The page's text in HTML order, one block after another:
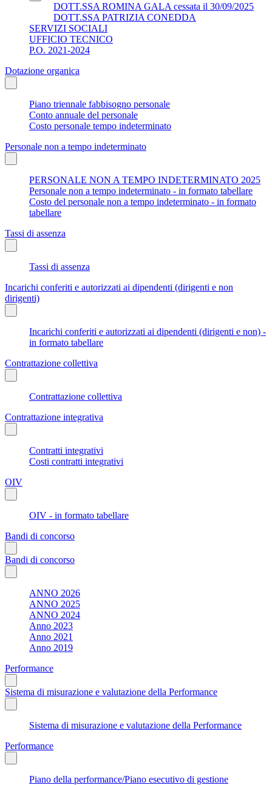
DOTT.SSA ROMINA GALA cessata il 30/09/2025
DOTT.SSA PATRIZIA CONEDDA
SERVIZI SOCIALI
UFFICIO TECNICO
P.O. 2021-2024
Dotazione organica
Piano triennale fabbisogno personale
Conto annuale del personale
Costo personale tempo indeterminato
Personale non a tempo indeterminato
PERSONALE NON A TEMPO INDETERMINATO 2025
Personale non a tempo indeterminato - in formato tabellare
Costo del personale non a tempo indeterminato - in formato
tabellare
Tassi di assenza
Tassi di assenza
Incarichi conferiti e autorizzati ai dipendenti (dirigenti e non
dirigenti)
Incarichi conferiti e autorizzati ai dipendenti (dirigenti e non) -
in formato tabellare
Contrattazione collettiva
Contrattazione collettiva
Contrattazione integrativa
Contratti integrativi
Costi contratti integrativi
OIV
OIV - in formato tabellare
Bandi di concorso
Bandi di concorso
ANNO 2026
ANNO 2025
ANNO 2024
Anno 2023
Anno 2021
Anno 2019
Performance
Sistema di misurazione e valutazione della Performance
Sistema di misurazione e valutazione della Performance
Performance
Piano della performance/Piano esecutivo di gestione